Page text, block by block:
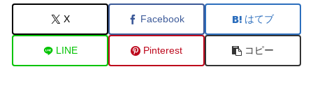
X Facebook はてブ
LINE Pinterest コピー